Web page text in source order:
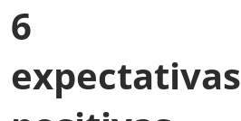
6
expectativas